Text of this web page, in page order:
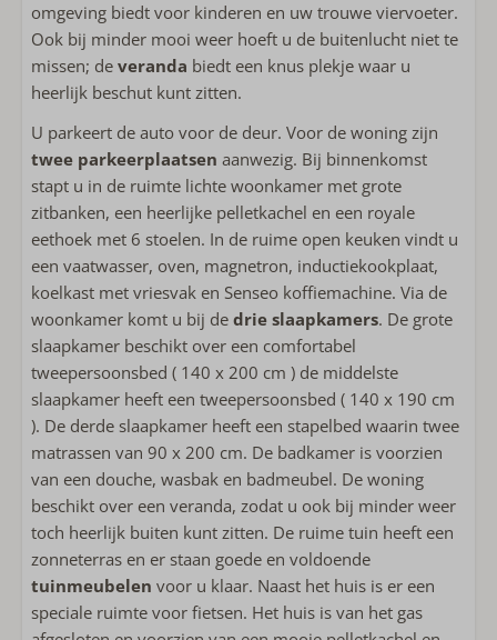
Handdoeken inbegrepen
Badkamer op begane grond
Inloopdouche
Föhn
Slaapkamer(s)
Bedlinnen inbegrepen
Tweepersoonsbed: 2
Stapelbed: 1
Slaapkamer(s) op begane grond
Geschikt voor kinderen
Kindvriendelijk
Speeltoestel in tuin
Ligging accommodatie
Rustig gelegen
Vrijstaande accommodatie op vakantiepark
Alexanderpark
omgeving biedt voor kinderen en uw trouwe viervoeter.
Ook bij minder mooi weer hoeft u de buitenlucht niet te
missen; de veranda biedt een knus plekje waar u
heerlijk beschut kunt zitten.
U parkeert de auto voor de deur. Voor de woning zijn
twee parkeerplaatsen aanwezig. Bij binnenkomst
stapt u in de ruimte lichte woonkamer met grote
zitbanken, een heerlijke pelletkachel en een royale
eethoek met 6 stoelen. In de ruime open keuken vindt u
een vaatwasser, oven, magnetron, inductiekookplaat,
koelkast met vriesvak en Senseo koffiemachine. Via de
woonkamer komt u bij de drie slaapkamers. De grote
slaapkamer beschikt over een comfortabel
tweepersoonsbed ( 140 x 200 cm ) de middelste
slaapkamer heeft een tweepersoonsbed ( 140 x 190 cm
). De derde slaapkamer heeft een stapelbed waarin twee
matrassen van 90 x 200 cm. De badkamer is voorzien
van een douche, wasbak en badmeubel. De woning
beschikt over een veranda, zodat u ook bij minder weer
toch heerlijk buiten kunt zitten. De ruime tuin heeft een
zonneterras en er staan goede en voldoende
tuinmeubelen voor u klaar. Naast het huis is er een
speciale ruimte voor fietsen. Het huis is van het gas